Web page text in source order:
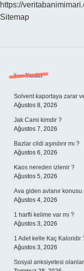
https://
Sitemap
Sidebar
Son Yazılar
Solvent kaportaya zarar
Ağustos 8, 2026
Jak Cami kimdir ?
Ağustos 7, 2026
Bazlar cildi aşındırır mı ?
Ağustos 6, 2026
Kaos nereden izlenir ?
Ağustos 5, 2026
Ava giden avlanır konusu
Ağustos 4, 2026
1 harfli kelime var mı ?
Ağustos 3, 2026
1 Adet kelle Kaç Kaloridir
Ağustos 3, 2026
Sosyal anksiyetesi